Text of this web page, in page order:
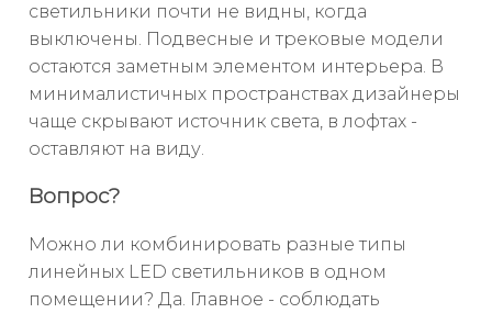
светильники почти не видны, когда
выключены. Подвесные и трековые модели
остаются заметным элементом интерьера. В
минималистичных пространствах дизайнеры
чаще скрывают источник света, в лофтах -
оставляют на виду.
Вопрос?
Можно ли комбинировать разные типы
линейных LED светильников в одном
помещении? Да. Главное - соблюдать